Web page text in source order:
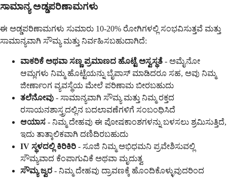
ಸಾಮಾನ್ಯ ಅಡ್ಡಪರಿಣಾಮಗಳು
ಈ ಅಡ್ಡಪರಿಣಾಮಗಳು ಸುಮಾರು 10-20% ರೋಗಿಗಳಲ್ಲಿ ಸಂಭವಿಸುತ್ತವೆ ಮತ್ತು
ಸಾಮಾನ್ಯವಾಗಿ ಸೌಮ್ಯ ಮತ್ತು ನಿರ್ವಹಿಸಬಹುದಾಗಿದೆ:
ವಾಕರಿಕೆ ಅಥವಾ ಸಣ್ಣ ಪ್ರಮಾಣದ ಹೊಟ್ಟೆ ಅಸ್ವಸ್ಥತೆ - ಅಮೈನೋ
ಆಮ್ಲಗಳು ನಿಮ್ಮ ಹೊಟ್ಟೆಯನ್ನು ಬೈಪಾಸ್ ಮಾಡಿದರೂ ಸಹ, ಅವು ನಿಮ್ಮ
ಜೀರ್ಣಾಂಗ ವ್ಯವಸ್ಥೆಯ ಮೇಲೆ ಪರಿಣಾಮ ಬೀರಬಹುದು
ತಲೆನೋವು - ಸಾಮಾನ್ಯವಾಗಿ ಸೌಮ್ಯ ಮತ್ತು ನಿಮ್ಮ ರಕ್ತದ
ರಸಾಯನಶಾಸ್ತ್ರದಲ್ಲಿನ ಬದಲಾವಣೆಗಳಿಗೆ ಸಂಬಂಧಿಸಿದೆ
ಆಯಾಸ - ನಿಮ್ಮ ದೇಹವು ಈ ಪೋಷಕಾಂಶಗಳನ್ನು ಬಳಸಲು ಶ್ರಮಿಸುತ್ತಿದೆ,
ಇದು ತಾತ್ಕಾಲಿಕವಾಗಿ ದಣಿದಿರಬಹುದು
IV ಸ್ಥಳದಲ್ಲಿ ಕಿರಿಕಿರಿ - ಸೂಜಿ ನಿಮ್ಮ ಅಭಿಧಮನಿ ಪ್ರವೇಶಿಸುವಲ್ಲಿ
ಸೌಮ್ಯವಾದ ಕೆಂಪಾಗುವಿಕೆ ಅಥವಾ ಮೃದುತ್ವ
ಸೌಮ್ಯ ಜ್ವರ - ನಿಮ್ಮ ದೇಹವು ದ್ರಾವಣಕ್ಕೆ ಹೊಂದಿಕೊಳ್ಳುವುದರಿಂದ